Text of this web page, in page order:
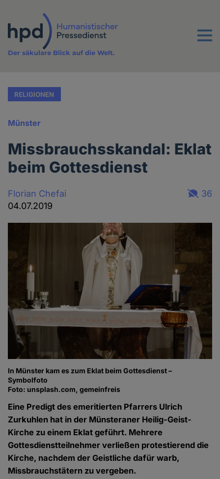
Inhalt
Menu
Der säkulare Blick auf die Welt.
RELIGIONEN
Münster
Missbrauchsskandal: Eklat
beim Gottesdienst
Florian Chefai
04.07.2019
36
In Münster kam es zum Eklat beim Gottesdienst –
Symbolfoto
Foto: unsplash.com, gemeinfreis
Eine Predigt des emeritierten Pfarrers Ulrich
Zurkuhlen hat in der Münsteraner Heilig-Geist-
Kirche zu einem Eklat geführt. Mehrere
Gottesdienstteilnehmer verließen protestierend die
Kirche, nachdem der Geistliche dafür warb,
Missbrauchstätern zu vergeben.